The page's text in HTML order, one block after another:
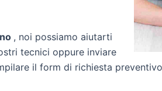
, noi possiamo aiutarti
tecnici oppure inviare
il form di richiesta